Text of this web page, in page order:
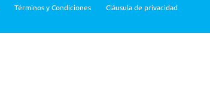
Términos y Condiciones Cláusula de privacidad